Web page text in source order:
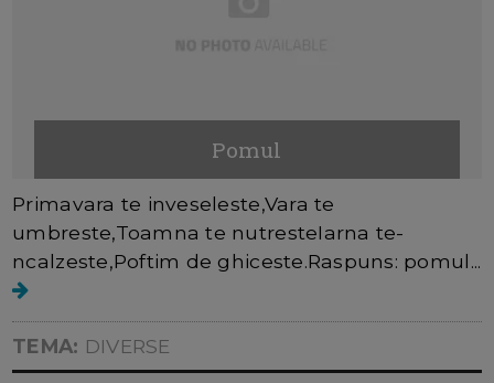
Pomul
Primavara te inveseleste,Vara te
umbreste,Toamna te nutresteIarna te-
ncalzeste,Poftim de ghiceste.Raspuns: pomul...
TEMA: DIVERSE